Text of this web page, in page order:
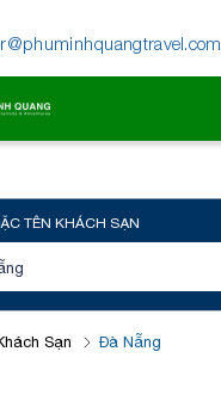
TÊN KHÁCH SẠN
Sạn Đà Nẵng